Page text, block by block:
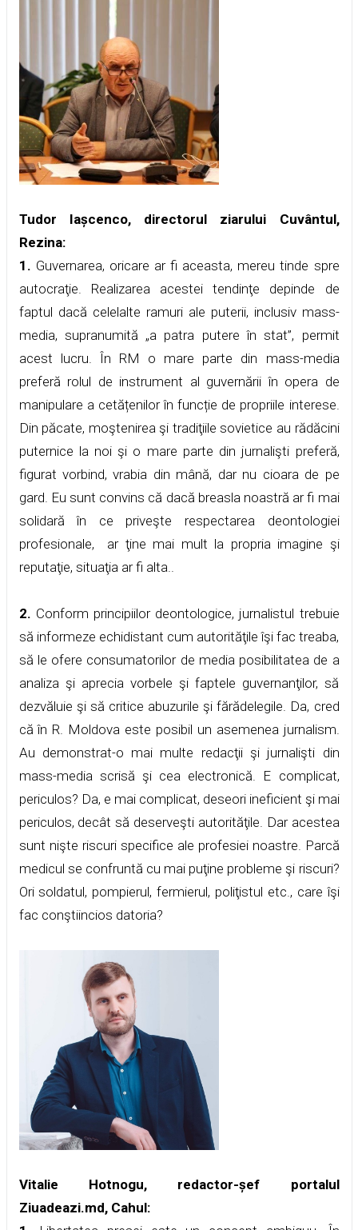
Tudor Iașcenco, directorul ziarului Cuvântul,
Rezina:
1. Guvernarea, oricare ar fi aceasta, mereu tinde spre
autocraţie. Realizarea acestei tendinţe depinde de
faptul dacă celelalte ramuri ale puterii, inclusiv mass-
media, supranumită „a patra putere în stat”, permit
acest lucru. În RM o mare parte din mass-media
preferă rolul de instrument al guvernării în opera de
manipulare a cetățenilor în funcție de propriile interese.
Din păcate, moştenirea şi tradiţiile sovietice au rădăcini
puternice la noi şi o mare parte din jurnalişti preferă,
figurat vorbind, vrabia din mână, dar nu cioara de pe
gard. Eu sunt convins că dacă breasla noastră ar fi mai
solidară în ce priveşte respectarea deontologiei
profesionale, ar ţine mai mult la propria imagine şi
reputaţie, situaţia ar fi alta..
2. Conform principiilor deontologice, jurnalistul trebuie
să informeze echidistant cum autorităţile îşi fac treaba,
să le ofere consumatorilor de media posibilitatea de a
analiza şi aprecia vorbele şi faptele guvernanţilor, să
dezvăluie şi să critice abuzurile şi fărădelegile. Da, cred
că în R. Moldova este posibil un asemenea jurnalism.
Au demonstrat-o mai multe redacţii şi jurnalişti din
mass-media scrisă şi cea electronică. E complicat,
periculos? Da, e mai complicat, deseori ineficient şi mai
periculos, decât să deserveşti autorităţile. Dar acestea
sunt nişte riscuri specifice ale profesiei noastre. Parcă
medicul se confruntă cu mai puţine probleme şi riscuri?
Ori soldatul, pompierul, fermierul, poliţistul etc., care îşi
fac conştiincios datoria?
Vitalie Hotnogu, redactor-șef portalul
Ziuadeazi.md, Cahul: